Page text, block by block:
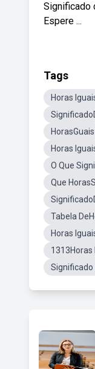
Significado
Espere ...
Tags
Horas
HorasGuais
Horas
O Que
Que
Tabela
Horas
1313Horas
Significado